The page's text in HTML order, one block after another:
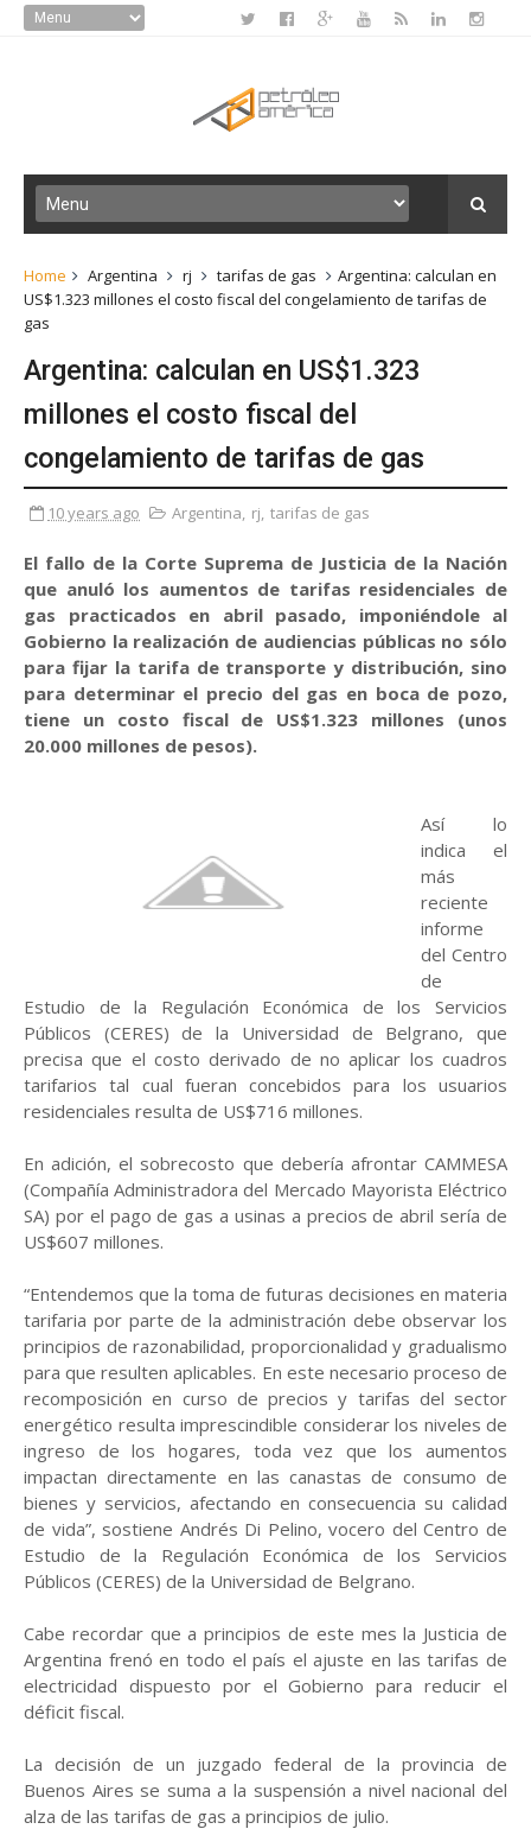
Home Argentina rj tarifas de gas
Argentina: calculan en
US$1.323 millones el costo fiscal del congelamiento de tarifas de
gas
Argentina: calculan en US$1.323
millones el costo fiscal del
congelamiento de tarifas de gas
10 years ago Argentina, rj, tarifas de gas
El fallo de la Corte Suprema de Justicia de la Nación
que anuló los aumentos de tarifas residenciales de
gas practicados en abril pasado, imponiéndole al
Gobierno la realización de audiencias públicas no sólo
para fijar la tarifa de transporte y distribución, sino
para determinar el precio del gas en boca de pozo,
tiene un costo fiscal de US$1.323 millones (unos
20.000 millones de pesos).
Así lo
indica el
más
reciente
informe
del Centro
de
Estudio de la Regulación Económica de los Servicios
Públicos (CERES) de la Universidad de Belgrano, que
precisa que el costo derivado de no aplicar los cuadros
tarifarios tal cual fueran concebidos para los usuarios
residenciales resulta de US$716 millones.
En adición, el sobrecosto que debería afrontar CAMMESA
(Compañía Administradora del Mercado Mayorista Eléctrico
SA) por el pago de gas a usinas a precios de abril sería de
US$607 millones.
“Entendemos que la toma de futuras decisiones en materia
tarifaria por parte de la administración debe observar los
principios de razonabilidad, proporcionalidad y gradualismo
para que resulten aplicables. En este necesario proceso de
recomposición en curso de precios y tarifas del sector
energético resulta imprescindible considerar los niveles de
ingreso de los hogares, toda vez que los aumentos
impactan directamente en las canastas de consumo de
bienes y servicios, afectando en consecuencia su calidad
de vida”, sostiene Andrés Di Pelino, vocero del Centro de
Estudio de la Regulación Económica de los Servicios
Públicos (CERES) de la Universidad de Belgrano.
Cabe recordar que a principios de este mes la Justicia de
Argentina frenó en todo el país el ajuste en las tarifas de
electricidad dispuesto por el Gobierno para reducir el
déficit fiscal.
La decisión de un juzgado federal de la provincia de
Buenos Aires se suma a la suspensión a nivel nacional del
alza de las tarifas de gas a principios de julio.